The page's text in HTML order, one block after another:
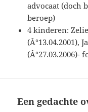
advocaat (doch
beroep)
4 kinderen:
(Â°13.04.2001),
(Â°27.03.2006)-
Een gedachte